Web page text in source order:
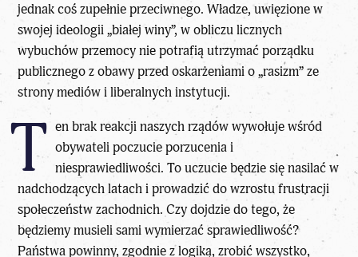
jednak coś zupełnie przeciwnego. Władze, uwięzione w
swojej ideologii „białej winy”, w obliczu licznych
wybuchów przemocy nie potrafią utrzymać porządku
publicznego z obawy przed oskarżeniami o „rasizm” ze
strony mediów i liberalnych instytucji.
T enbrak reakcji naszych rządówwywołuje wśród
obywateli poczucie porzucenia i
niesprawiedliwości. To uczucie będzie się nasilać w
nadchodzących latach i prowadzić do wzrostu frustracji
społeczeństw zachodnich. Czy dojdzie do tego, że
będziemy musieli sami wymierzać sprawiedliwość?
Państwa powinny, zgodnie z logiką, zrobić wszystko,